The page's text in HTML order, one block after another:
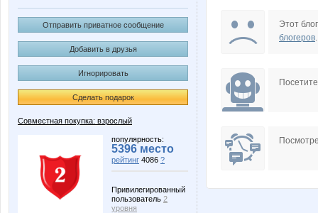
Отправить приватное сообщение
Добавить в друзья
Игнорировать
Сделать подарок
Совместная покупка: взрослый
популярность:
5396 место
рейтинг 4086 ?
Привилегированный
пользователь 2
уровня
Ocelot
anela2005
Этот
блогеров.